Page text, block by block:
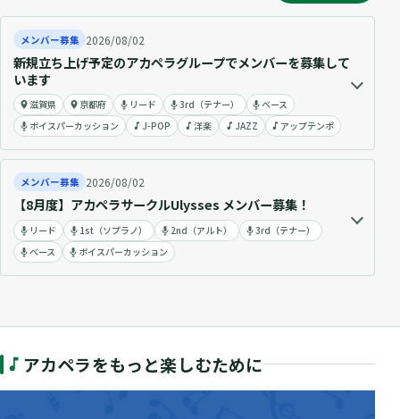
メンバー募集 2026/08/02
新規立ち上げ予定のアカペラグループでメンバーを募集して
います
滋賀県 京都府 リード 3rd（テナー）
ベース
ボイスパーカッション
J-POP 洋楽 JAZZ アップテンポ
メンバー募集 2026/08/02
【8月度】アカペラサークルUlysses メンバー募集！
リード 1st（ソプラノ） 2nd（アルト）
3rd（テナー）
ベース
ボイスパーカッション
アカペラをもっと楽しむために